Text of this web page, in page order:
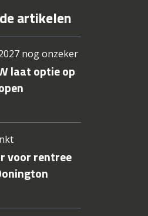
artikelen
nog onzeker
laat optie op
voor rentree